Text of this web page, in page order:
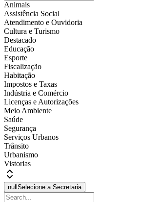
Animais
Assistência Social
Atendimento e Ouvidoria
Cultura e Turismo
Destacado
Educação
Esporte
Fiscalização
Habitação
Impostos e Taxas
Indústria e Comércio
Licenças e Autorizações
Meio Ambiente
Saúde
Segurança
Serviços Urbanos
Trânsito
Urbanismo
Vistorias
null Selecione a Secretaria